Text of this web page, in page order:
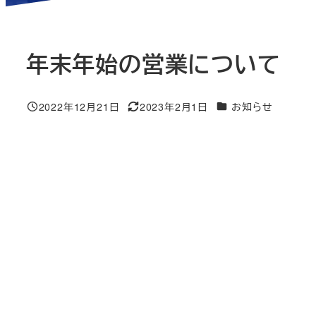
年末年始の営業について
投稿日
2022年12月21日
更新日
2023年2月1日 ニュース＆ブログカテ
お知らせ